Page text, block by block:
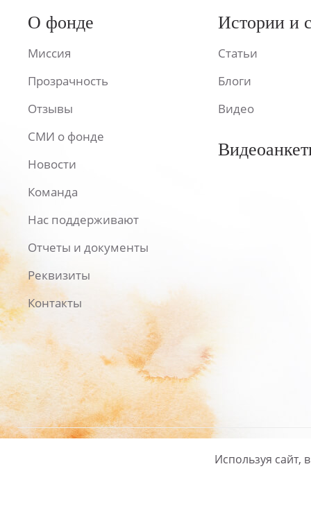
О фонде
Миссия
Прозрачность
Отзывы
СМИ о фонде
Новости
Команда
Нас поддерживают
Отчеты и документы
Реквизиты
Контакты
Истории и
Статьи
Блоги
Видео
Политика
Используя сайт,